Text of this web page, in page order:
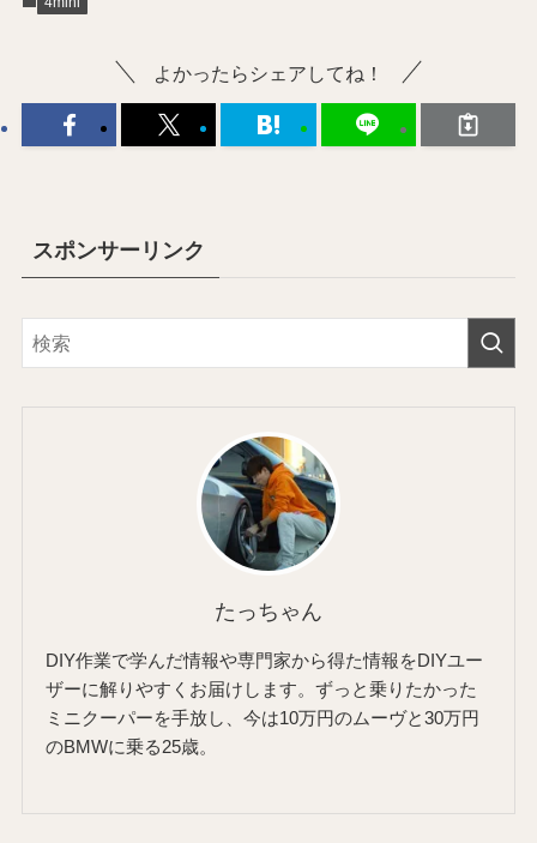
よかったらシェアしてね！
スポンサーリンク
たっちゃん
DIY作業で学んだ情報や専門家から得た情報をDIYユー
ザーに解りやすくお届けします。ずっと乗りたかった
ミニクーパーを手放し、今は10万円のムーヴと30万円
のBMWに乗る25歳。